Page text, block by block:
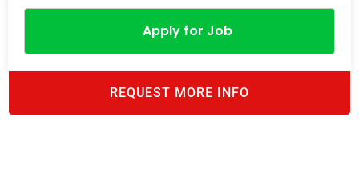
Apply for Job
REQUEST MORE INFO